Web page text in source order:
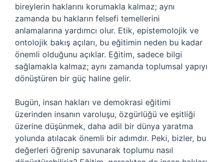
bireylerin haklarını korumakla kalmaz; aynı
zamanda bu hakların felsefi temellerini
anlamalarına yardımcı olur. Etik, epistemolojik ve
ontolojik bakış açıları, bu eğitimin neden bu kadar
önemli olduğunu açıklar. Eğitim, sadece bilgi
sağlamakla kalmaz; aynı zamanda toplumsal yapıyı
dönüştüren bir güç haline gelir.
Bugün, insan hakları ve demokrasi eğitimi
üzerinden insanın varoluşu, özgürlüğü ve eşitliği
üzerine düşünmek, daha adil bir dünya yaratma
yolunda atılacak önemli bir adımdır. Peki, bizler, bu
değerleri öğrenip savunarak toplumu nasıl